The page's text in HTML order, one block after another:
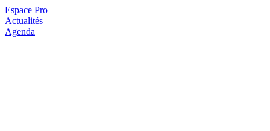
Espace Pro
Actualités
Agenda